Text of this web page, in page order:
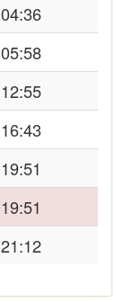
04:36
05:58
12:55
16:43
19:51
19:51
21:12